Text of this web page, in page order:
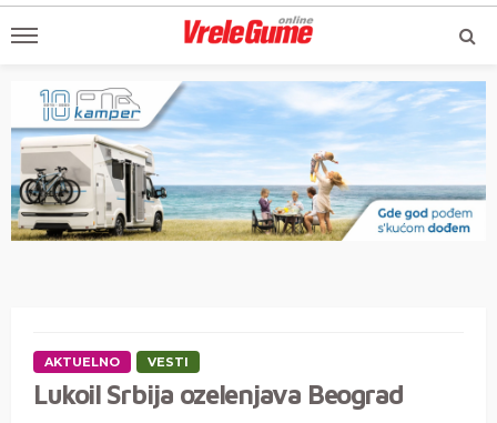
AKTUELNO VESTI
Lukoil Srbija ozelenjava Beograd